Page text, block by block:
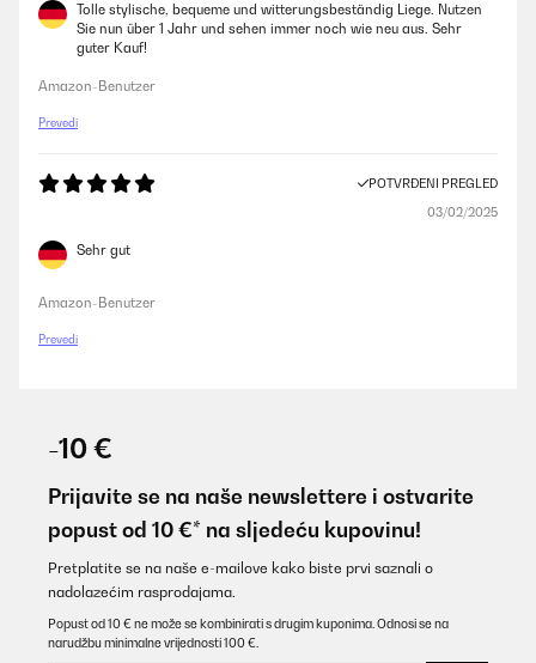
Tolle stylische, bequeme und witterungsbeständig Liege. Nutzen
Sie nun über 1 Jahr und sehen immer noch wie neu aus. Sehr
guter Kauf!
Amazon-Benutzer
Prevedi
POTVRĐENI PREGLED
03/02/2025
Sehr gut
Amazon-Benutzer
Prevedi
-10 €
Prijavite se na naše newslettere i ostvarite
popust od 10 €* na sljedeću kupovinu!
Pretplatite se na naše e-mailove kako biste prvi saznali o
nadolazećim rasprodajama.
Popust od 10 € ne može se kombinirati s drugim kuponima. Odnosi se na
narudžbu minimalne vrijednosti 100 €.